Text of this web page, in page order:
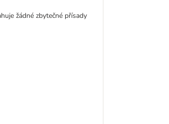
žádné zbytečné přísady